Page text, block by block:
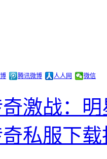
腾讯微博 人人网 微信
奇激战：
私服下